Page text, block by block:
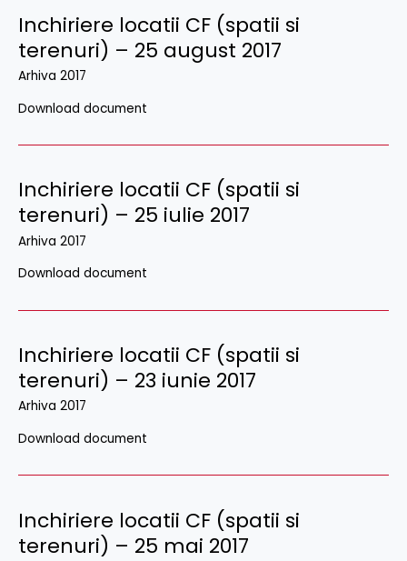
Inchiriere locatii CF (spatii si
terenuri) – 25 august 2017
Arhiva 2017
Download document
Inchiriere locatii CF (spatii si
terenuri) – 25 iulie 2017
Arhiva 2017
Download document
Inchiriere locatii CF (spatii si
terenuri) – 23 iunie 2017
Arhiva 2017
Download document
Inchiriere locatii CF (spatii si
terenuri) – 25 mai 2017